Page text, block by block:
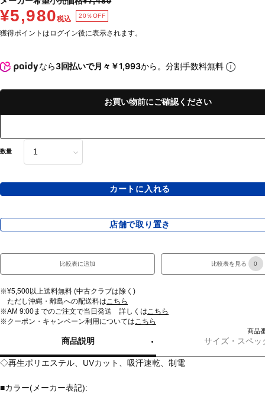
¥5,980税込 20％OFF
獲得ポイントはログイン後に表示されます。
なら3回払いで月々￥1,993から。分割手数料無料
お買い物前にご確認ください
数量
カートに入れる
店舗で取り置き
比較表に追加 比較表を見る 0
※¥5,500以上送料無料 (中古クラブは除く)
ただし沖縄・離島への配送料は こちら
※AM 9:00までのご注文で当日発送 詳しくは こちら
※クーポン・キャンペーン利用については こちら
商品
商品説明 サイズ・スペッ
◇再生ポリエステル、UVカット、吸汗速乾、制電
■カラー(メーカー表記):